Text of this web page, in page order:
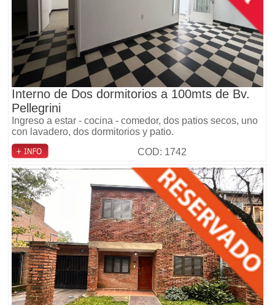
Interno de Dos dormitorios a 100mts de Bv.
Pellegrini
Ingreso a estar - cocina - comedor, dos patios secos, uno
con lavadero, dos dormitorios y patio.
COD: 1742